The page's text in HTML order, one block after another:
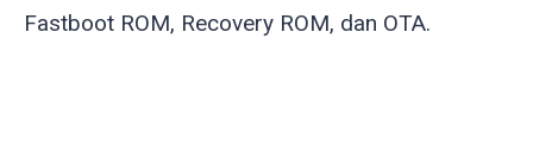
Fastboot ROM, Recovery ROM, dan OTA.